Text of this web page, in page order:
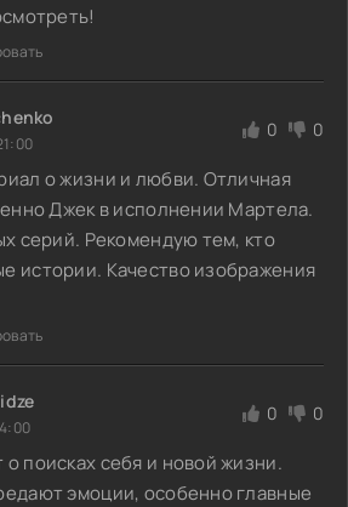
0 0
о жизни и любви. Отличная
Джек в исполнении Мартела.
серий. Рекомендую тем, кто
истории. Качество изображения
0 0
поисках себя и новой жизни.
эмоции, особенно главные